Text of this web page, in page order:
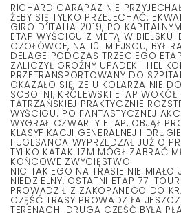
RICHARD CARAPAZ NIE
ŻEBY SIĘ TYLKO PRZEJECHAĆ.
GIRO D’ITALIA 2019, PO
ETAP WYŚCIGU Z METĄ W BIELSKU-
CZOŁÓWCE, NA 10. MIEJSCU, BYŁ
DELAGE PODCZAS TRZECIEGO
ZALICZYŁ GROŹNY UPADEK I
PRZETRANSPORTOWANY DO
OKAZAŁO SIĘ, ŻE U KOLARZA NIE
SOBOTNI, KRÓLEWSKI ETAP WOKÓŁ
TATRZAŃSKIEJ PRAKTYCZNIE
WYŚCIGU. PO FANTASTYCZNEJ
WYGRAŁ CZWARTY ETAP, OBJĄŁ
KLASYFIKACJI GENERALNEJ I
FUGLSANGA WYPRZEDZAŁ JUŻ O
TYLKO KATAKLIZM MÓGŁ ZABRAĆ
KOŃCOWE ZWYCIĘSTWO.
NIC TAKIEGO NA TRASIE NIE MIAŁO
NIEDZIELNY, OSTATNI ETAP 77.
PROWADZIŁ Z ZAKOPANEGO DO
CZĘŚĆ TRASY PROWADZIŁA
TERENACH. DRUGA CZĘŚĆ BYŁA